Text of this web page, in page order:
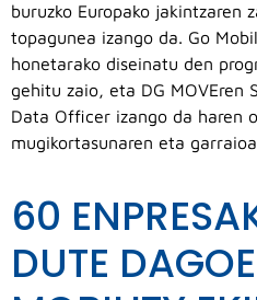
buruzko Europako jakintzaren
topagunea izango da. Go
honetarako diseinatu den
gehitu zaio, eta DG MOVEren
Data Officer izango da haren
mugikortasunaren eta
60
DUTE